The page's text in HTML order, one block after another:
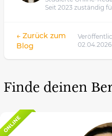
Seit 2023 zuständig
← Zurück zum
Blog
02.04.2026
Finde deinen
ONLINE